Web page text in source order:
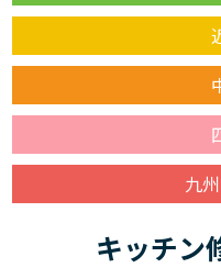
九
キッチン